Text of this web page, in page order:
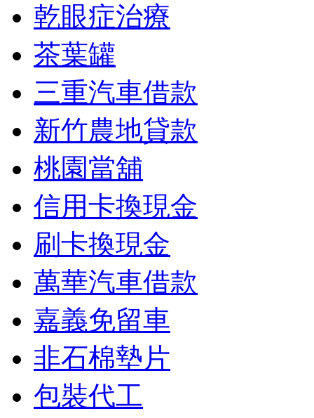
乾眼症治療
茶葉罐
三重汽車借款
新竹農地貸款
桃園當舖
信用卡換現金
刷卡換現金
萬華汽車借款
嘉義免留車
非石棉墊片
包裝代工